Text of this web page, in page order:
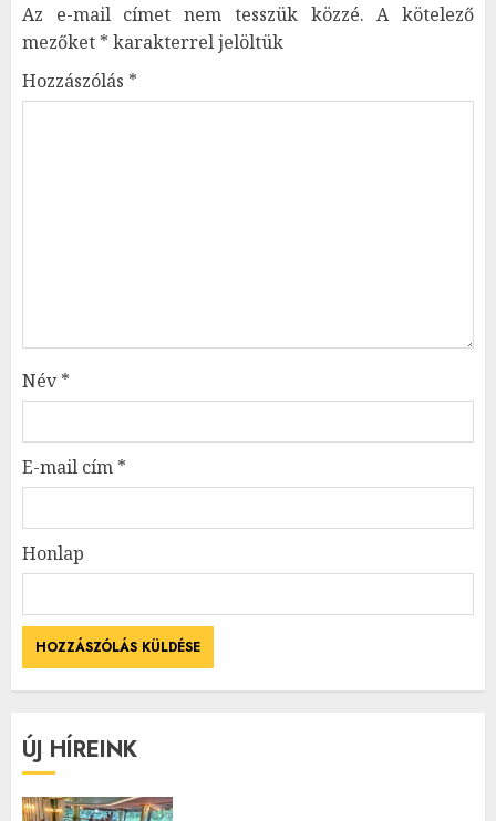
Az e-mail címet nem tesszük közzé. A kötelező
mezőket * karakterrel jelöltük
Hozzászólás *
Név*
E-mail cím *
Honlap
ÚJ HÍREINK